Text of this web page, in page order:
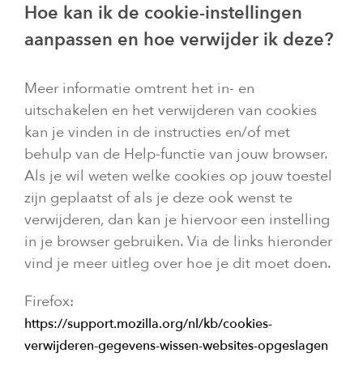
Hoe kan ik de cookie-instellingen
aanpassen en hoe verwijder ik deze?
Meer informatie omtrent het in- en
uitschakelen en het verwijderen van cookies
kan je vinden in de instructies en/of met
behulp van de Help-functie van jouw browser.
Als je wil weten welke cookies op jouw toestel
zijn geplaatst of als je deze ook wenst te
verwijderen, dan kan je hiervoor een instelling
in je browser gebruiken. Via de links hieronder
vind je meer uitleg over hoe je dit moet doen.
Firefox:
https://support.mozilla.org/nl/kb/cookies-
verwijderen-gegevens-wissen-websites-opgeslagen